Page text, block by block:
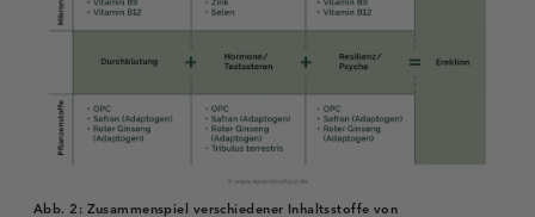
Abb. 2: Zusammenspiel verschiedener Inhaltsstoffe von